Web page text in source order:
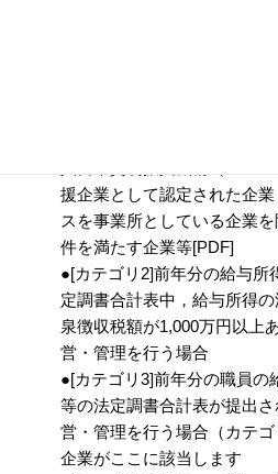
援企業として認定された企
スを事業所としている企業
件を満たす企業等[PDF]
●[カテゴリ2]前年分の給与所
定調書合計表中，給与所得
泉徴収税額が1,000万円以上
営・管理を行う場合
●[カテゴリ3]前年分の職員の
等の法定調書合計表が提出
営・管理を行う場合（カテ
企業がここに該当します